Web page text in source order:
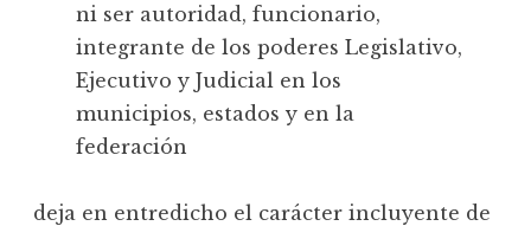
ni ser autoridad, funcionario,
integrante de los poderes Legislativo,
Ejecutivo y Judicial en los
municipios, estados y en la
federación
deja en entredicho el carácter incluyente de